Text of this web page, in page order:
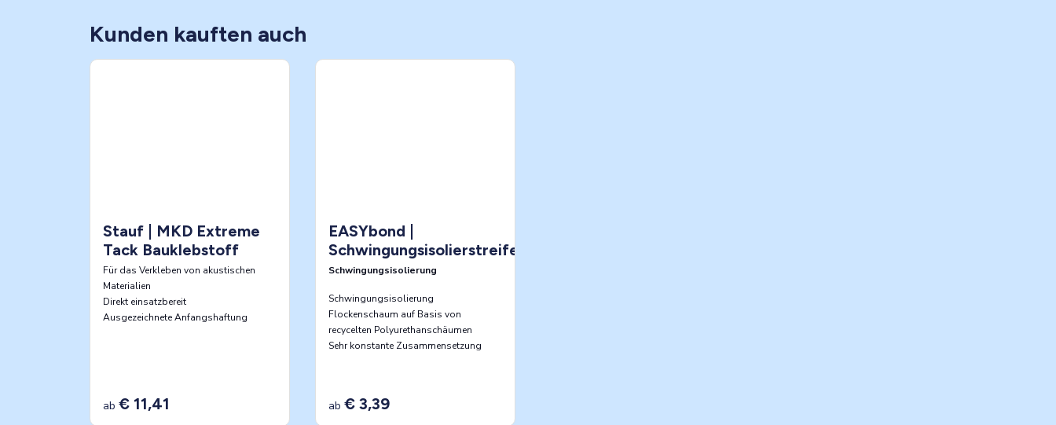
Kunden kauften auch
Stauf | MKD Extreme
Tack Bauklebstoff
Für das Verkleben von akustischen
Materialien
Direkt einsatzbereit
Ausgezeichnete Anfangshaftung
ab € 11,41
EASYbond |
Schwingungsisolierstreifen
Schwingungsisolierung
Schwingungsisolierung
Flockenschaum auf Basis von
recycelten Polyurethanschäumen
Sehr konstante Zusammensetzung
ab € 3,39